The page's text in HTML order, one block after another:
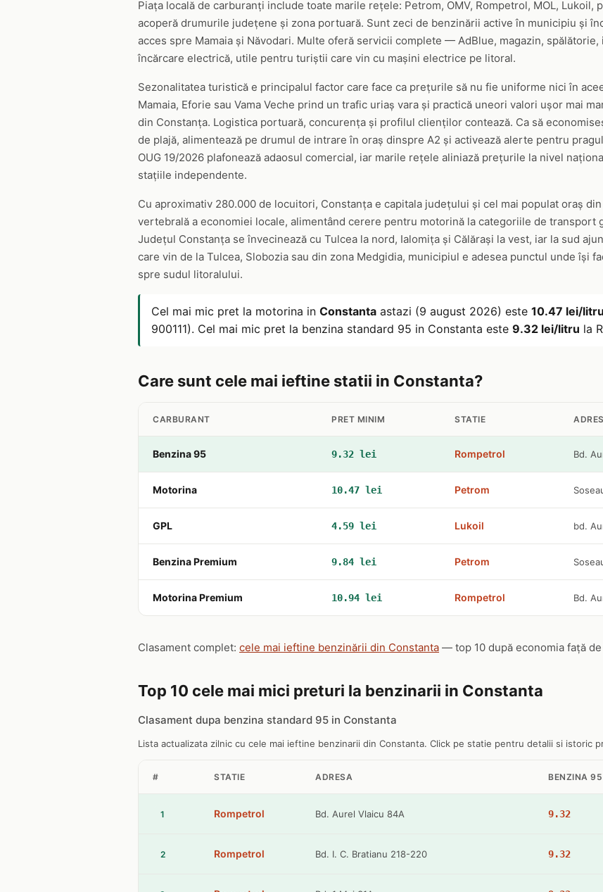
Piața locală de carburanți include toate marile rețele: Petrom, OMV, Rompetrol, MOL,
acoperă drumurile județene și zona portuară. Sunt zeci de benzinării active în municipiu și
acces spre Mamaia și Năvodari. Multe oferă servicii complete — AdBlue, magazin,
încărcare electrică, utile pentru turiștii care vin cu mașini electrice pe litoral.
Sezonalitatea turistică e principalul factor care face ca prețurile să nu fie uniforme nici în
Mamaia, Eforie sau Vama Veche prind un trafic uriaș vara și practică uneori valori ușor mai
din Constanța. Logistica portuară, concurența și profilul clienților contează. Ca să
de plajă, alimentează pe drumul de intrare în oraș dinspre A2 și activează alerte pentru
OUG 19/2026 plafonează adaosul comercial, iar marile rețele aliniază prețurile la nivel
stațiile independente.
Cu aproximativ 280.000 de locuitori, Constanța e capitala județului și cel mai populat oraș
vertebrală a economiei locale, alimentând cerere pentru motorină la categoriile de transport
Județul Constanța se învecinează cu Tulcea la nord, Ialomița și Călărași la vest, iar la sud
care vin de la Tulcea, Slobozia sau din zona Medgidia, municipiul e adesea punctul unde își
spre sudul litoralului.
Cel mai mic pret la motorina in Constanta astazi (9 august 2026) este 10.47 lei/litru
900111). Cel mai mic pret la benzina standard 95 in Constanta este 9.32 lei/litru la
Care sunt cele mai ieftine statii in Constanta?
CARBURANT PRET MINIM STATIE
Benzina 95 9.32 lei Rompetrol Bd.
Motorina 10.47 lei Petrom
GPL 4.59 lei Lukoil bd.
Benzina Premium 9.84 lei Petrom
Motorina Premium 10.94 lei Rompetrol Bd.
Clasament complet: cele mai ieftine benzinării din Constanta — top 10 după economia față
Top 10 cele mai mici preturi la benzinarii in Constanta
Clasament dupa benzina standard 95 in Constanta
Lista actualizata zilnic cu cele mai ieftine benzinarii din Constanta. Click pe statie pentru detalii si istoric
# STATIE ADRESA BENZINA 95
1 Rompetrol Bd. Aurel Vlaicu 84A 9.32
2 Rompetrol Bd. I. C. Bratianu 218-220 9.32